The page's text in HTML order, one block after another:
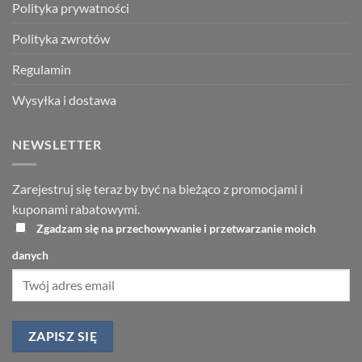
Polityka prywatności
Polityka zwrotów
Regulamin
Wysyłka i dostawa
NEWSLETTER
Zarejestruj się teraz by być na bieżąco z promocjami i
kuponami rabatowymi.
Zgadzam się na przechowywanie i przetwarzanie moich
danych